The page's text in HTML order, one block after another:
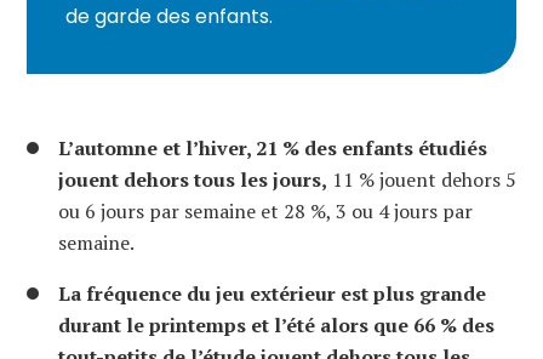
de garde des enfants.
L’automne et l’hiver, 21 % des enfants étudiés
jouent dehors tous les jours, 11 % jouent dehors 5
ou 6 jours par semaine et 28 %, 3 ou 4 jours par
semaine.
La fréquence du jeu extérieur est plus grande
durant le printemps et l’été alors que 66 % des